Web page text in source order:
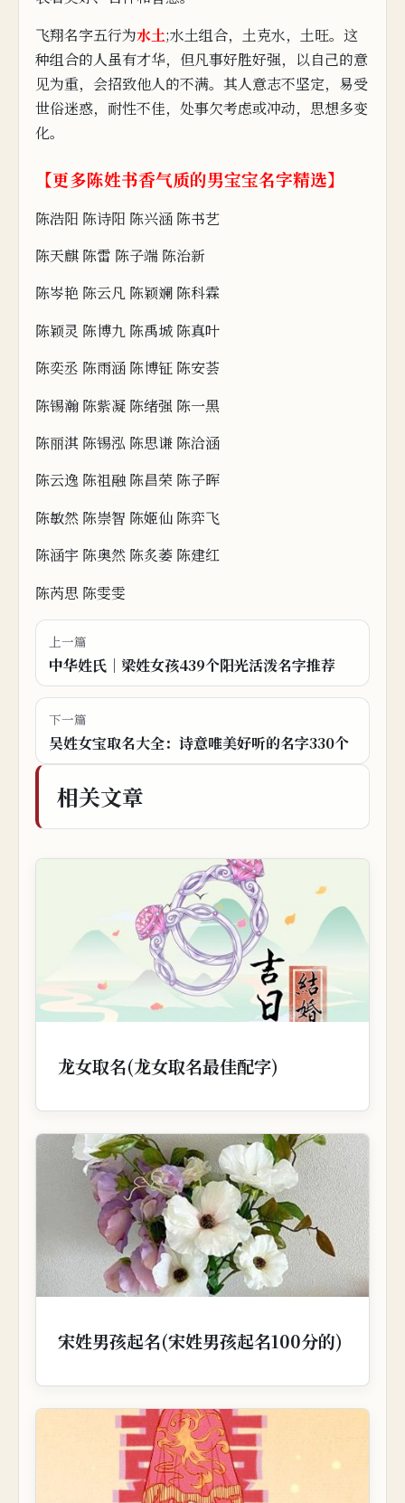
飞翔名字五行为水土;水土组合，土克水，土旺。 这
种组合的人虽有才华，但凡事好胜好强，以自己的意
见为重，会招致他人的不满。其人意志不坚定，易受
世俗迷惑，耐性不佳，处事欠考虑或冲动，思想多变
化。
【更多陈姓书香气质的男宝宝名字精选】
陈浩阳 陈诗阳 陈兴涵 陈书艺
陈天麒 陈雷 陈子端 陈治新
陈岑艳 陈云凡 陈颖斓 陈科霖
陈颖灵 陈博九 陈禹城 陈真叶
陈奕丞 陈雨涵 陈博钲 陈安荟
陈锡瀚 陈紫凝 陈绪强 陈一黑
陈丽淇 陈锡泓 陈思谦 陈洽涵
陈云逸 陈祖融 陈昌荣 陈子晖
陈敏然 陈崇智 陈姬仙 陈弈飞
陈涵宇 陈奥然 陈炙萎 陈建红
陈芮思 陈雯雯
上一篇
中华姓氏｜梁姓女孩439个阳光活泼名字推荐
下一篇
吴姓女宝取名大全：诗意唯美好听的名字330个
相关文章
龙女取名(龙女取名最佳配字)
宋姓男孩起名(宋姓男孩起名100分的)